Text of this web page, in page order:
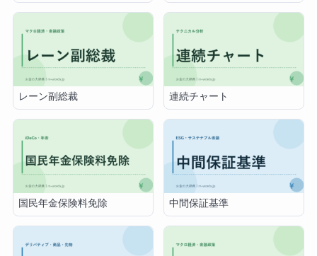
レーン副総裁 連続チャート
国民年金保険料免除 中間保証基準